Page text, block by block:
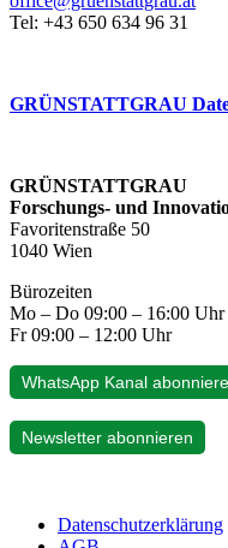
Tel: +43 650 634 96 31
GRÜNSTATTGRAU
GRÜNSTATTGRAU
Forschungs- und
Favoritenstraße 50
1040 Wien
Bürozeiten
Mo – Do 09:00 – 16:00 Uhr
Fr 09:00 – 12:00 Uhr
WhatsApp Kanal
Newsletter abonnieren
Datenschutzerklärung